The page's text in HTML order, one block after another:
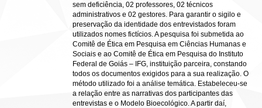
sem deficiência, 02 professores, 02 técnicos
administrativos e 02 gestores. Para garantir o sigilo e
preservação da identidade dos entrevistados foram
utilizados nomes fictícios. A pesquisa foi submetida ao
Comitê de Ética em Pesquisa em Ciências Humanas e
Sociais e ao Comitê de Ética em Pesquisa do Instituto
Federal de Goiás – IFG, instituição parceira, constando
todos os documentos exigidos para a sua realização. O
método utilizado foi a análise temática. Estabeleceu-se
a relação entre as narrativas dos participantes das
entrevistas e o Modelo Bioecológico. A partir daí,